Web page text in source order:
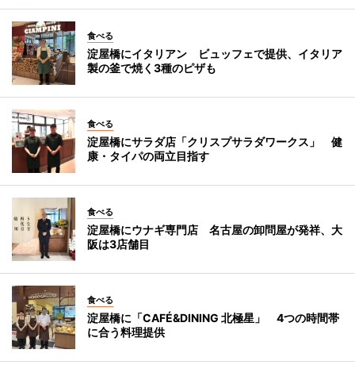
食べる
淀屋橋にイタリアン ビュッフェで提供、イタリア
製の釜で焼く3種のピザも
食べる
淀屋橋にサラダ店「クリスプサラダワークス」 健
康・タイパの両立目指す
食べる
淀屋橋にウナギ専門店 名古屋の卸問屋が発祥、大
阪は3店舗目
食べる
淀屋橋に「CAFÉ&DINING 北極星」 4つの時間帯
に合う料理提供